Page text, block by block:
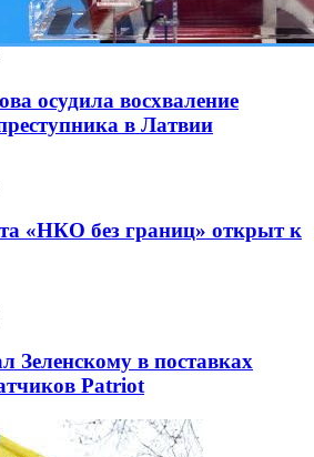
осудила восхваление
в Латвии
«НКО без границ» открыт к
Зеленскому в поставках
Patriot